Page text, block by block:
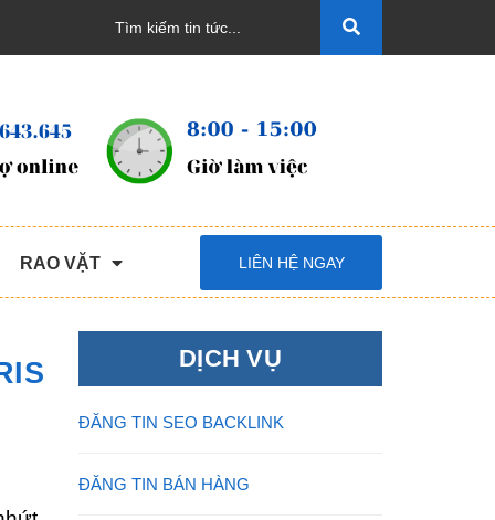
RAO VẶT LIÊN HỆ NGAY
DỊCH VỤ
ĐĂNG TIN SEO BACKLINK
ĐĂNG TIN BÁN HÀNG